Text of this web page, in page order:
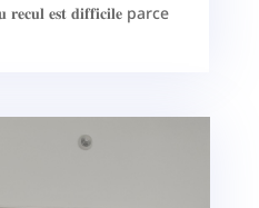
𝐞𝐬𝐭 𝐝𝐢𝐟𝐟𝐢𝐜𝐢𝐥𝐞 parce